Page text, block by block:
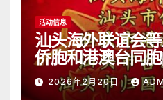
活动信息
汕头海外联谊会
侨胞和港澳台同
年！
2026年2月20日